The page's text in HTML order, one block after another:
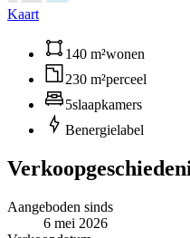
Kaart
140 m²wonen
230 m²perceel
5slaapkamers
Benergielabel
Aangeboden sinds
6 mei 2026